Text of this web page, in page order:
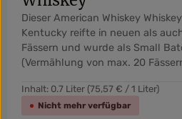
Dieser American Whiskey
Kentucky reifte in neuen als
Fässern und wurde als Small
(Vermählung von max. 20
Inhalt: 0.7 Liter (75,57 € / 1 Liter)
Nicht mehr verfügbar